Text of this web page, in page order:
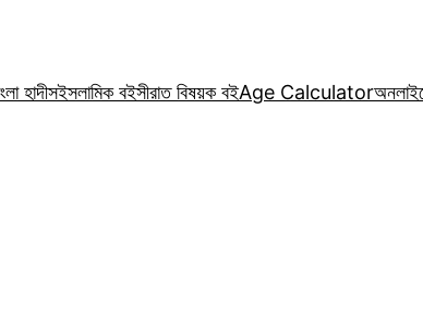
হাদীসইসলামিক বইসীরাত বিষয়ক বইAge Calculator